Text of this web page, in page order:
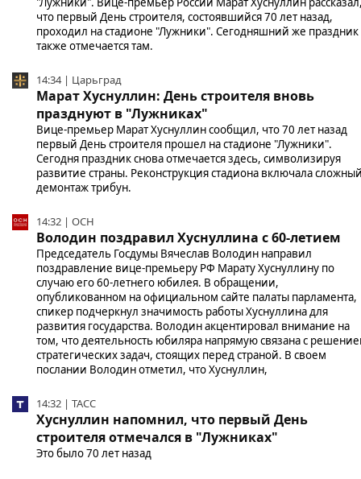
что первый День строителя, состоявшийся 70 лет назад,
проходил на стадионе "Лужники". Сегодняшний же праздник
также отмечается там.
14:34 | Царьград
Марат Хуснуллин: День строителя вновь
празднуют в "Лужниках"
Вице-премьер Марат Хуснуллин сообщил, что 70 лет назад
первый День строителя прошел на стадионе "Лужники".
Сегодня праздник снова отмечается здесь, символизируя
развитие страны. Реконструкция стадиона включала
демонтаж трибун.
14:32 | ОСН
Володин поздравил Хуснуллина с 60-летием
Председатель Госдумы Вячеслав Володин направил
поздравление вице-премьеру РФ Марату Хуснуллину по
случаю его 60-летнего юбилея. В обращении,
опубликованном на официальном сайте палаты парламента,
спикер подчеркнул значимость работы Хуснуллина для
развития государства. Володин акцентировал внимание на
том, что деятельность юбиляра напрямую связана с
стратегических задач, стоящих перед страной. В своем
послании Володин отметил, что Хуснуллин,
14:32 | ТАСС
Хуснуллин напомнил, что первый День
строителя отмечался в "Лужниках"
Это было 70 лет назад